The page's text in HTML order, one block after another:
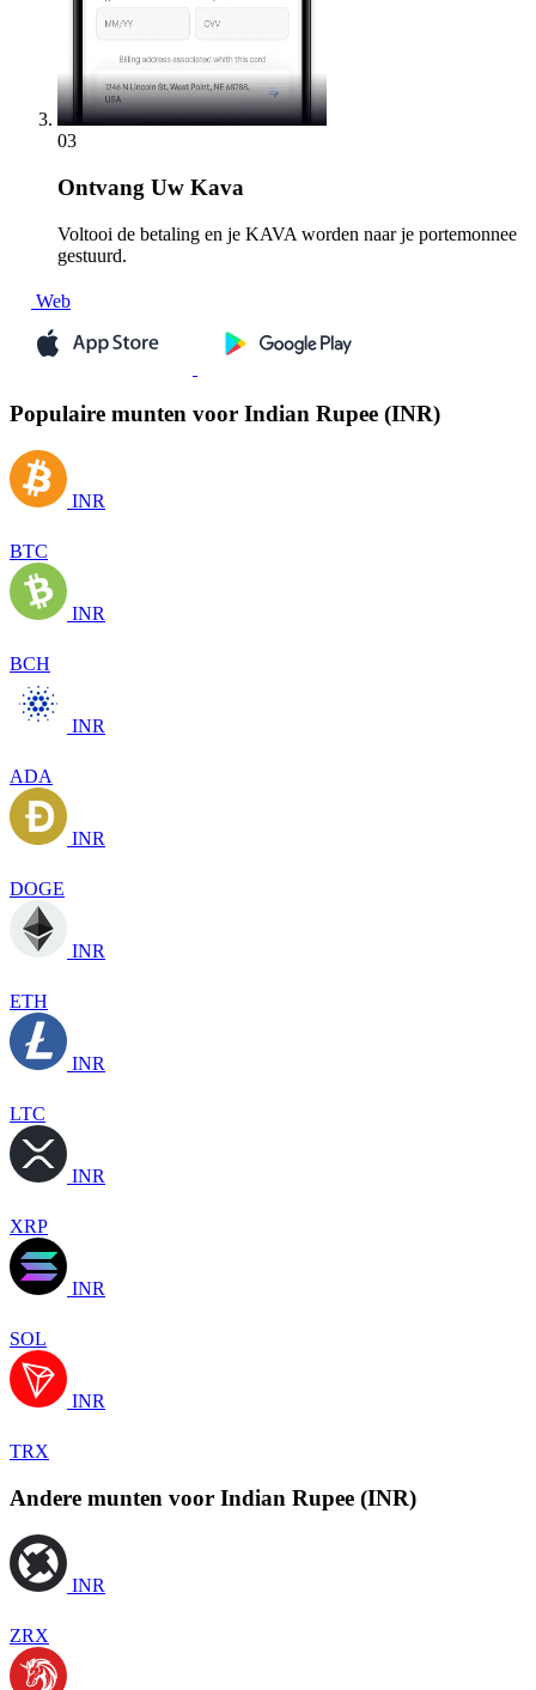
03
Ontvang Uw Kava
Voltooi de betaling en je KAVA worden naar je portemonnee
gestuurd.
Web
Populaire munten voor Indian Rupee (INR)
INR
BTC
INR
BCH
INR
ADA
INR
DOGE
INR
ETH
INR
LTC
INR
XRP
INR
SOL
INR
TRX
Andere munten voor Indian Rupee (INR)
INR
ZRX